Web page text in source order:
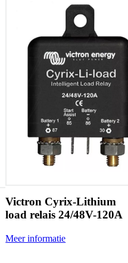
Victron Cyrix-Lithium
load relais 24/48V-120A
Meer informatie